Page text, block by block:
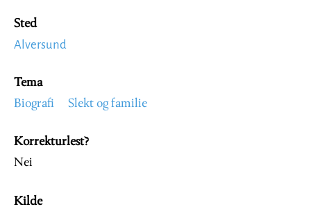
Sted
Alversund
Tema
Biografi
Slekt og familie
Korrekturlest?
Nei
Kilde